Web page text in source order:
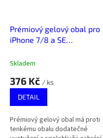
Prémiový gelový obal pro
iPhone 7/8 a SE
Skladem
376 Kč / ks
DETAIL
Prémiový gelový obal má proti
tenkému obalu dodatečné